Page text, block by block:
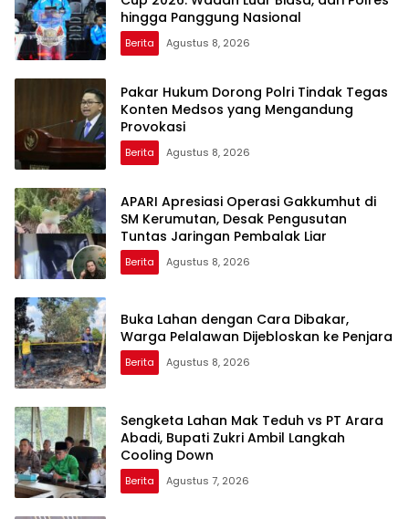
hingga Panggung Nasional
Berita Agustus 8, 2026
Pakar Hukum Dorong Polri Tindak Tegas
Konten Medsos yang Mengandung
Provokasi
Berita Agustus 8, 2026
APARI Apresiasi Operasi Gakkumhut di
SM Kerumutan, Desak Pengusutan
Tuntas Jaringan Pembalak Liar
Berita Agustus 8, 2026
Buka Lahan dengan Cara Dibakar,
Warga Pelalawan Dijebloskan ke Penjara
Berita Agustus 8, 2026
Sengketa Lahan Mak Teduh vs PT Arara
Abadi, Bupati Zukri Ambil Langkah
Cooling Down
Berita Agustus 7, 2026